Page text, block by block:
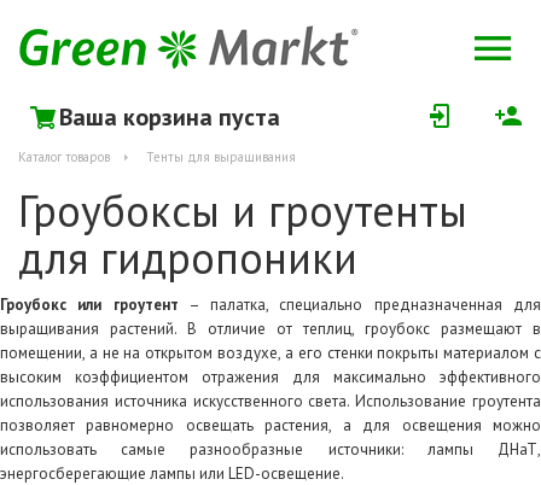
Ваша корзина пуста
Каталог товаров Тенты для выращивания
Гроубоксы и гроутенты
для гидропоники
Гроубокс или гроутент – палатка, специально предназначенная для
выращивания растений. В отличие от теплиц, гроубокс размещают в
помещении, а не на открытом воздухе, а его стенки покрыты материалом с
высоким коэффициентом отражения для максимально эффективного
использования источника искусственного света. Использование гроутента
позволяет равномерно освещать растения, а для освещения можно
использовать самые разнообразные источники: лампы ДНаТ,
энергосберегающие лампы или LED-освещение.